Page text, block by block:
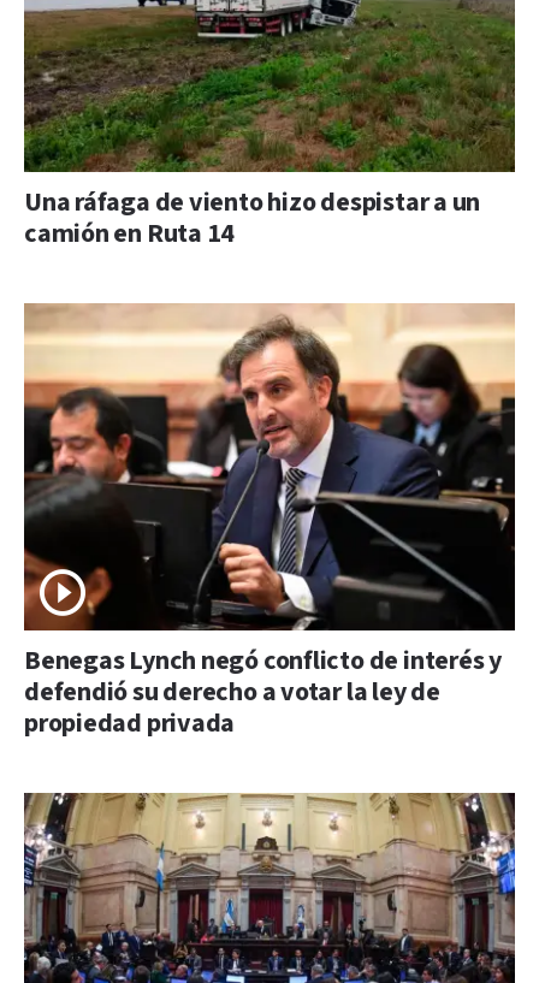
Una ráfaga de viento hizo despistar a un
camión en Ruta 14
Benegas Lynch negó conflicto de interés y
defendió su derecho a votar la ley de
propiedad privada